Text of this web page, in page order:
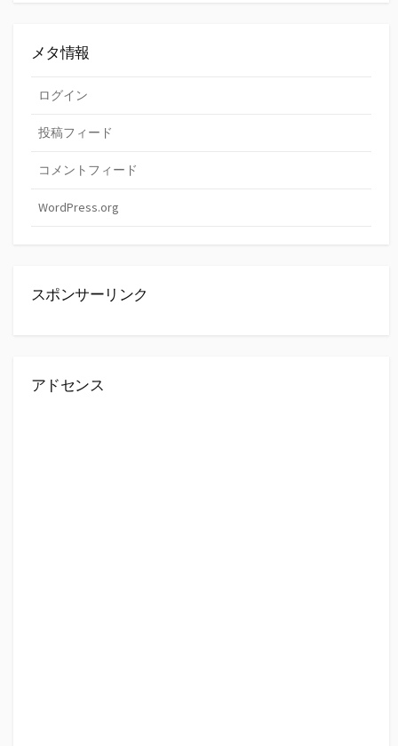
メタ情報
ログイン
投稿フィード
コメントフィード
WordPress.org
スポンサーリンク
アドセンス